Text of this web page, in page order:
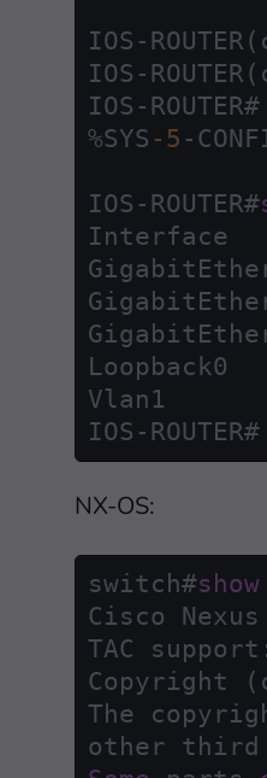
IOS -
IOS -
IOS -
%SYS -5 -
IOS - ROUTER#
Interface
Vlan1
IOS -
NX-OS:
switch#show
Cisco
TAC
Copyright
The
other